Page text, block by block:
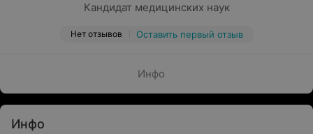
Кандидат медицинских наук
Нет отзывов Оставить первый отзыв
Инфо
Инфо